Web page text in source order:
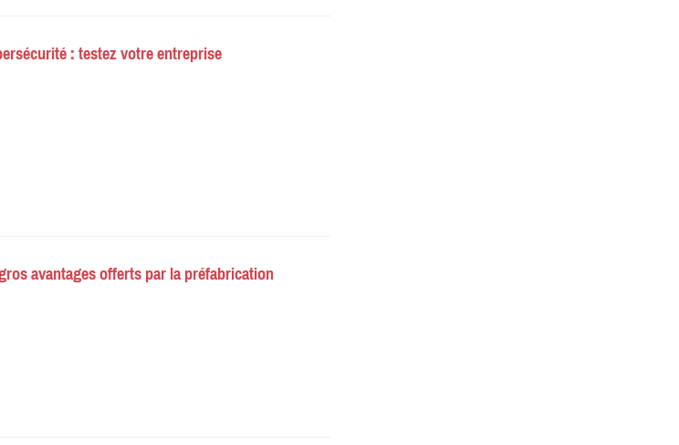
: testez votre entreprise
avantages offerts par la préfabrication